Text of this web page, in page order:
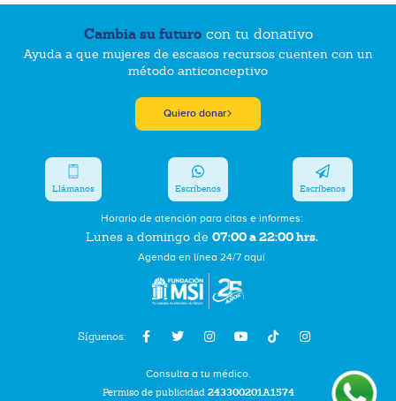
Cambia su futurocon tu donativo
Ayuda a que mujeres de escasos recursos cuenten con un
método anticonceptivo
Quiero donar
Síguenos:
Horario de atención para citas e informes:
Lunes a domingo de 07:00 a 22:00 hrs.
Agenda en línea 24/7 aquí
Llámanos Escríbenos Escríbenos
Consulta a tu médico.
Permiso de publicidad 243300201A1574